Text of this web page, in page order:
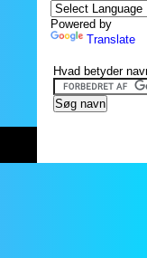
Powered by
Translate
Hvad betyder